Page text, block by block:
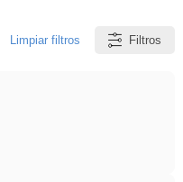
Limpiar filtros Filtros